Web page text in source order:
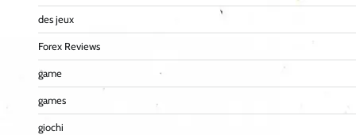
des jeux
Forex Reviews
game
games
giochi